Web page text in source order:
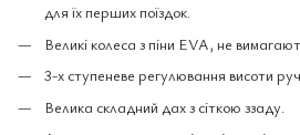
для їх перших поїздок.
Великі колеса з піни EVA, не
3-х ступеневе регулювання висоти
Велика складний дах з сіткою ззаду.